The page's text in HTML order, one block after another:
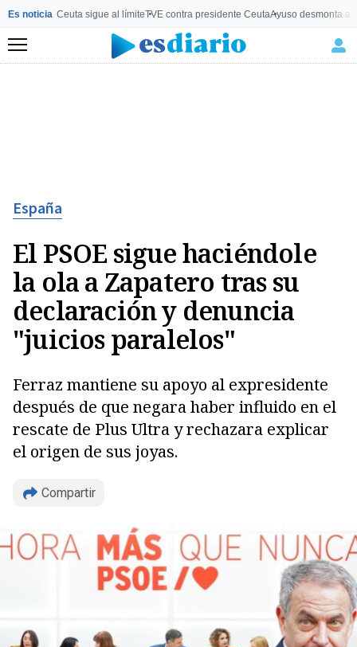
Es noticia Ceuta sigue al límiteTVE contra presidente CeutaAyuso desmonta a
Menú
España
El PSOE sigue haciéndole
la ola a Zapatero tras su
declaración y denuncia
"juicios paralelos"
Ferraz mantiene su apoyo al expresidente
después de que negara haber influido en el
rescate de Plus Ultra y rechazara explicar
el origen de sus joyas.
Compartir
Copiar